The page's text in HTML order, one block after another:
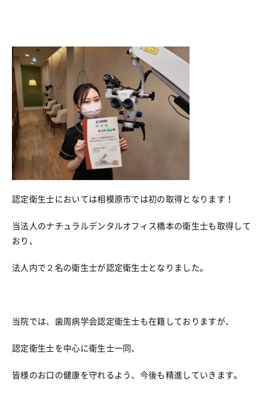
認定衛生士においては相模原市では初の取得となります！
当法人のナチュラルデンタルオフィス橋本の衛生士も取得して
おり、
法人内で２名の衛生士が認定衛生士となりました。
当院では、歯周病学会認定衛生士も在籍しておりますが、
認定衛生士を中心に衛生士一同、
皆様のお口の健康を守れるよう、今後も精進していきます。